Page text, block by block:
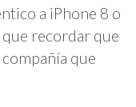
a iPhone 8 o
recordar que
que